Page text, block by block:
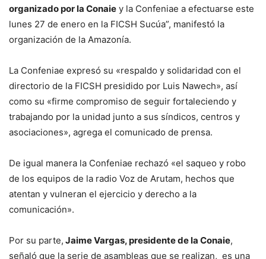
organizado por la Conaie y la Confeniae a efectuarse este
lunes 27 de enero en la FICSH Sucúa”, manifestó la
organización de la Amazonía.
La Confeniae expresó su «respaldo y solidaridad con el
directorio de la FICSH presidido por Luis Nawech», así
como su «firme compromiso de seguir fortaleciendo y
trabajando por la unidad junto a sus síndicos, centros y
asociaciones», agrega el comunicado de prensa.
De igual manera la Confeniae rechazó «el saqueo y robo
de los equipos de la radio Voz de Arutam, hechos que
atentan y vulneran el ejercicio y derecho a la
comunicación».
Por su parte, Jaime Vargas, presidente de la Conaie,
señaló que la serie de asambleas que se realizan, es una